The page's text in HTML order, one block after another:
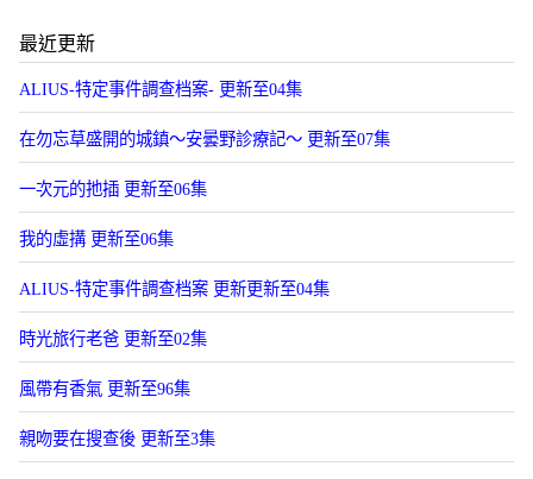
最近更新
ALIUS-特定事件調查档案- 更新至04集
在勿忘草盛開的城鎮～安曇野診療記～ 更新至07集
一次元的扡插 更新至06集
我的虛搆 更新至06集
ALIUS-特定事件調查档案 更新更新至04集
時光旅行老爸 更新至02集
風帶有香氣 更新至96集
親吻要在搜查後 更新至3集